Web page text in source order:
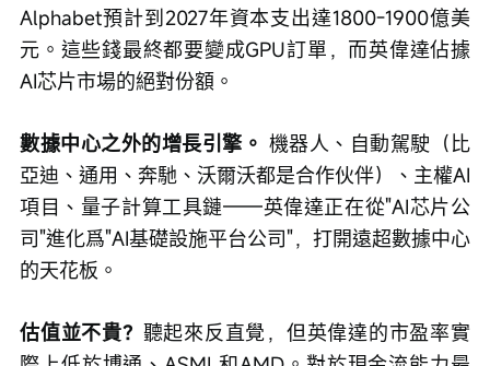
Alphabet預計到2027年資本支出達1800-1900億美
元。這些錢最終都要變成GPU訂單，而英偉達佔據
AI芯片市場的絕對份額。
數據中心之外的增長引擎。 機器人、自動駕駛（比
亞迪、通用、奔馳、沃爾沃都是合作伙伴）、主權AI
項目、量子計算工具鏈——英偉達正在從"AI芯片公
司"進化爲"AI基礎設施平台公司"，打開遠超數據中心
的天花板。
估值並不貴？ 聽起來反直覺，但英偉達的市盈率實